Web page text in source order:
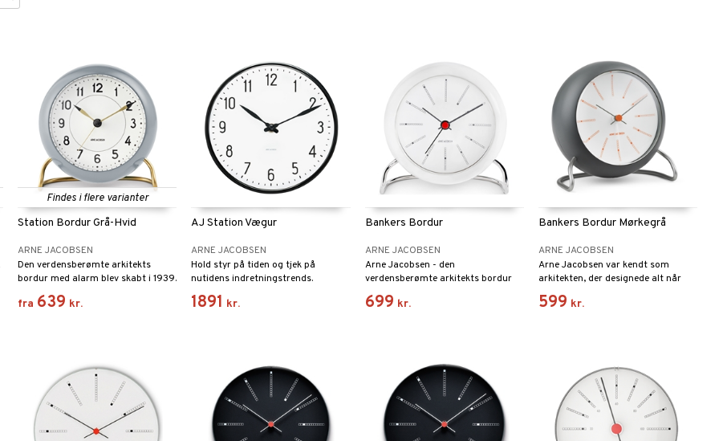
Findes i flere varianter
Station Bordur Grå-Hvid
ARNE JACOBSEN
Den verdensberømte arkitekts
bordur med alarm blev skabt i 1939.
fra 639 kr.
AJ Station Vægur
ARNE JACOBSEN
Hold styr på tiden og tjek på
nutidens indretningstrends.
1891 kr.
Bankers Bordur
ARNE JACOBSEN
Arne Jacobsen - den
verdensberømte arkitekts bordur
med alarm blev skabt i 1939.
699 kr.
Bankers Bordur Mørkegrå
ARNE JACOBSEN
Arne Jacobsen var kendt som
arkitekten, der designede alt når
han tegnede bygninger.
599 kr.